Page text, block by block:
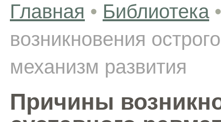
Главная • Библиотека •
возникновения
механизм развития
Причины